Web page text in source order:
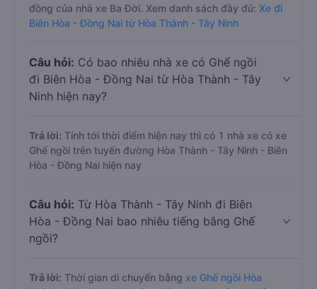
đồng của nhà xe Ba Đời. Xem danh sách đầy đủ: Xe đi
Biên Hòa - Đồng Nai từ Hòa Thành - Tây Ninh
Câu hỏi: Có bao nhiêu nhà xe có Ghế ngồi
đi Biên Hòa - Đồng Nai từ Hòa Thành - Tây
Ninh hiện nay?
Trả lời: Tính tới thời điểm hiện nay thì có 1 nhà xe có xe
Ghế ngồi trên tuyến đường Hòa Thành - Tây Ninh - Biên
Hòa - Đồng Nai hiện nay
Câu hỏi: Từ Hòa Thành - Tây Ninh đi Biên
Hòa - Đồng Nai bao nhiêu tiếng bằng Ghế
ngồi?
Trả lời: Thời gian di chuyển bằng xe Ghế ngồi Hòa